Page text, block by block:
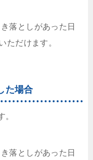
落としがあった日
ただけます。
た場合
。
落としがあった日